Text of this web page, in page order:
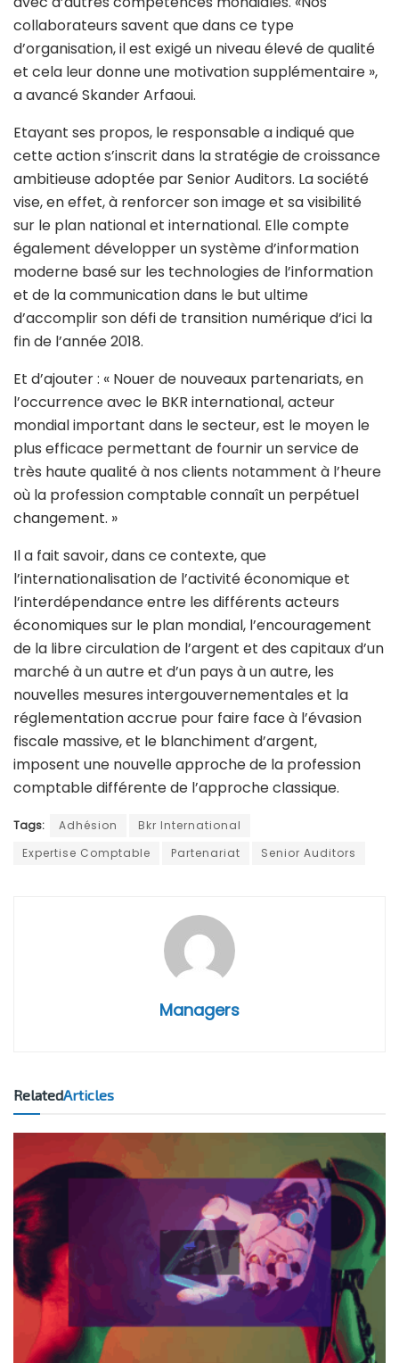
collaborateurs savent que dans ce type
d’organisation, il est exigé un niveau élevé de qualité
et cela leur donne une motivation supplémentaire »,
a avancé Skander Arfaoui.
Etayant ses propos, le responsable a indiqué que
cette action s’inscrit dans la stratégie de croissance
ambitieuse adoptée par Senior Auditors. La société
vise, en effet, à renforcer son image et sa visibilité
sur le plan national et international. Elle compte
également développer un système d’information
moderne basé sur les technologies de l’information
et de la communication dans le but ultime
d’accomplir son défi de transition numérique d’ici la
fin de l’année 2018.
Et d’ajouter : « Nouer de nouveaux partenariats, en
l’occurrence avec le BKR international, acteur
mondial important dans le secteur, est le moyen le
plus efficace permettant de fournir un service de
très haute qualité à nos clients notamment à l’heure
où la profession comptable connaît un perpétuel
changement. »
Il a fait savoir, dans ce contexte, que
l’internationalisation de l’activité économique et
l’interdépendance entre les différents acteurs
économiques sur le plan mondial, l’encouragement
de la libre circulation de l’argent et des capitaux d’un
marché à un autre et d’un pays à un autre, les
nouvelles mesures intergouvernementales et la
réglementation accrue pour faire face à l’évasion
fiscale massive, et le blanchiment d’argent,
imposent une nouvelle approche de la profession
comptable différente de l’approche classique.
Tags: Adhésion
Bkr International
Expertise Comptable
Partenariat Senior Auditors
Managers
RelatedArticles